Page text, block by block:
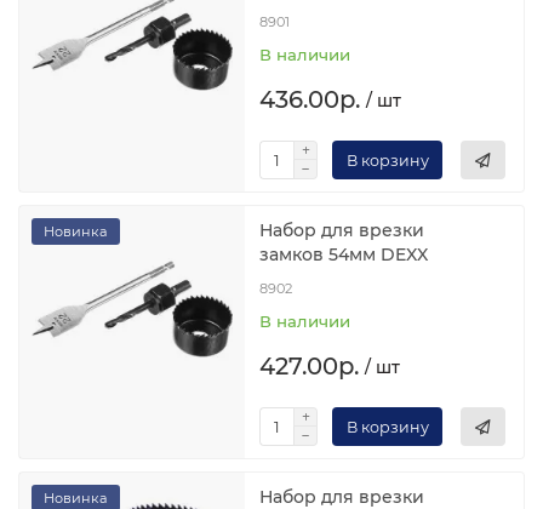
8901
В наличии
436.00р. / шт
В корзину
Новинка
Набор для врезки
замков 54мм DEXX
8902
В наличии
427.00р. / шт
В корзину
Новинка
Набор для врезки